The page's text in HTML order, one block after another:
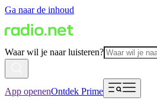
Ga naar de inhoud
Waar wil je naar luisteren?
App openenOntdek Prime